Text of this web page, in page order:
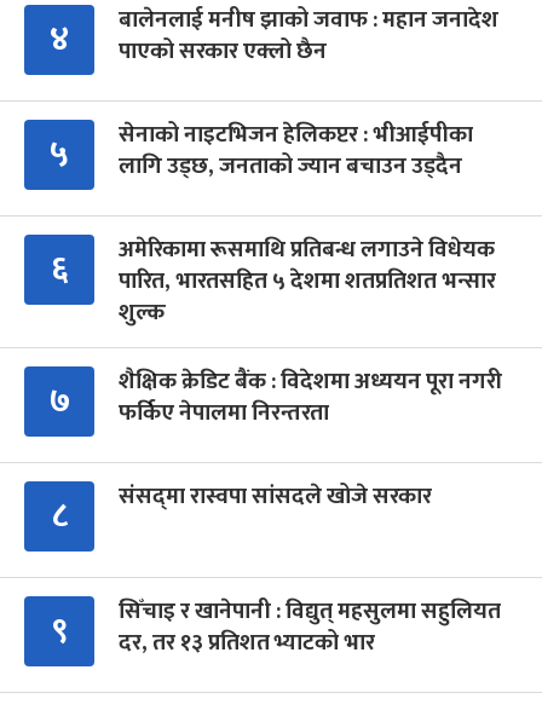
४
बालेनलाई मनीष झाको जवाफ : महान जनादेश
पाएको सरकार एक्लो छैन
५
सेनाको नाइटभिजन हेलिकप्टर : भीआईपीका
लागि उड्छ, जनताको ज्यान बचाउन उड्दैन
६
अमेरिकामा रूसमाथि प्रतिबन्ध लगाउने विधेयक
पारित, भारतसहित ५ देशमा शतप्रतिशत भन्सार
शुल्क
७
शैक्षिक क्रेडिट बैंक : विदेशमा अध्ययन पूरा नगरी
फर्किए नेपालमा निरन्तरता
८ संसद्‍मा रास्वपा सांसदले खोजे सरकार
९
सिँचाइ र खानेपानी : विद्युत् महसुलमा सहुलियत
दर, तर १३ प्रतिशत भ्याटको भार